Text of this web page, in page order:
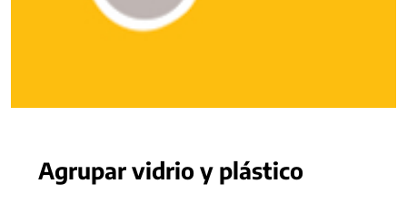
Agrupar vidrio y plástico